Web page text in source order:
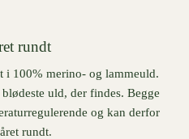
rundt
i 100% merino- og lammeuld.
uld, der findes. Begge
og kan derfor
rundt.